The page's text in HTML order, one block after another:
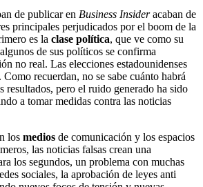
de publicar en Business Insideracaban de
principales perjudicados por el boom de la
es la clase política, que ve como su
de sus políticos se confirma
no real. Las elecciones estadounidenses
recuerdan, no se sabe cuánto habrá
resultados, pero el ruido generado ha sido
a tomar medidas contra las noticias
los medios de comunicación y los espacios
las noticias falsas crean una
los segundos, un problema con muchas
sociales, la aprobación de leyes anti